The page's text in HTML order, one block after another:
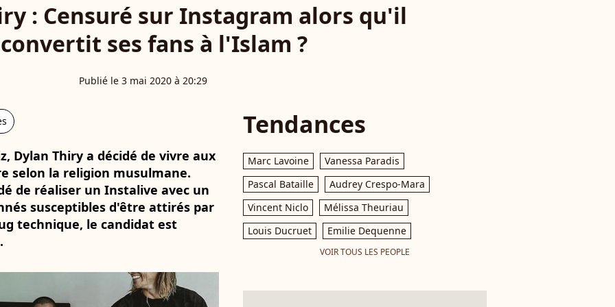
: Censuré sur Instagram alors qu'il
convertit ses fans à l'Islam ?
Publié le 3 mai 2020 à 20:29
Dylan Thiry a décidé de vivre aux
selon la religion musulmane.
de réaliser un Instalive avec un
susceptibles d'être attirés par
technique, le candidat est
Tendances
Marc Lavoine
Vanessa Paradis
Pascal Bataille
Audrey Crespo-Mara
Vincent Niclo
Mélissa Theuriau
Louis Ducruet
Emilie Dequenne
VOIR TOUS LES PEOPLE